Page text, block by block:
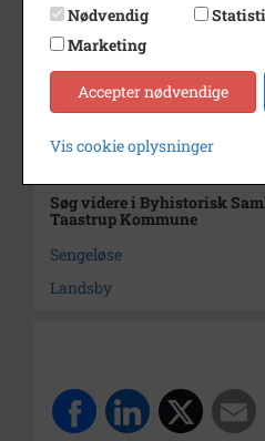
Se på kort
Arkiv
Høje-
Kontakt arkivet
Søg videre i Byhistorisk
Taastrup Kommune
Sengeløse
Landsby
Nødvendig
Marketing
Accepter nødvendige
Vis cookie oplysninger